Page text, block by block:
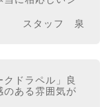
スタッフ 泉
ドラペル」良
のある雰囲気が